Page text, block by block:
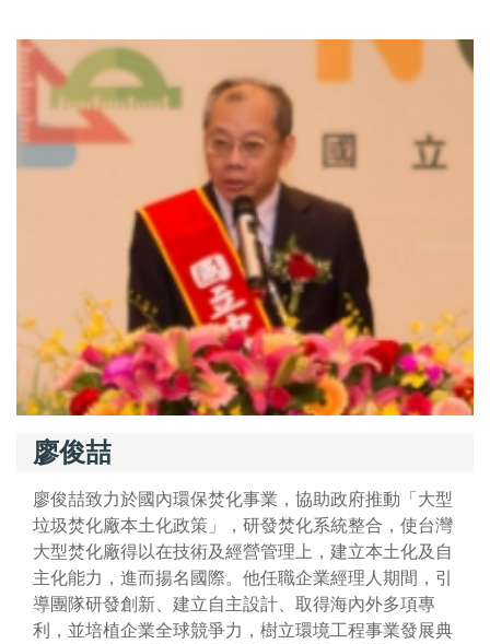
廖俊喆
廖俊喆致力於國內環保焚化事業，協助政府推動「大型
垃圾焚化廠本土化政策」，研發焚化系統整合，使台灣
大型焚化廠得以在技術及經營管理上，建立本土化及自
主化能力，進而揚名國際。他任職企業經理人期間，引
導團隊研發創新、建立自主設計、取得海內外多項專
利，並培植企業全球競爭力，樹立環境工程事業發展典